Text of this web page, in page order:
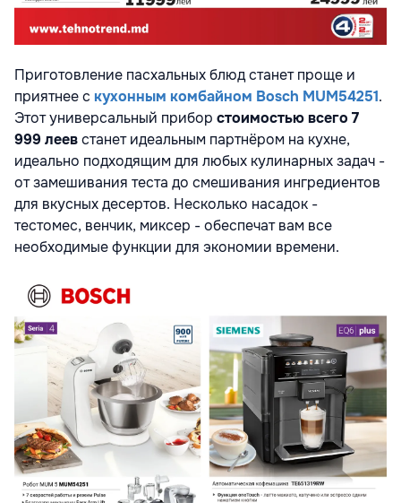
Приготовление пасхальных блюд станет проще и
приятнее с кухонным комбайном Bosch MUM54251.
Этот универсальный прибор стоимостью всего 7
999 леевстанет идеальным партнёром на кухне,
идеально подходящим для любых кулинарных задач -
от замешивания теста до смешивания ингредиентов
для вкусных десертов. Несколько насадок -
тестомес, венчик, миксер - обеспечат вам все
необходимые функции для экономии времени.